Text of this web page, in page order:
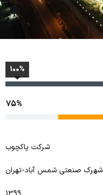
100%
75%
شرکت پاکچوب
شهرک صنعتی شمس آباد-تهران